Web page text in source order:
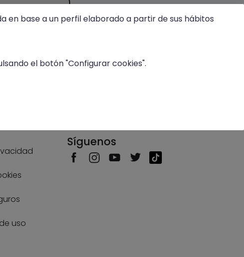
uso
Síguenos
en base a un perfil elaborado a partir de sus hábitos
el botón "Configurar cookies".